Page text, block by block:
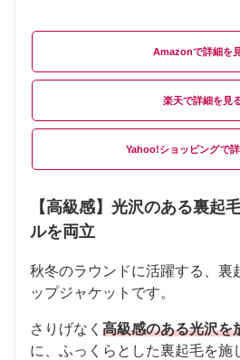
Amazon
楽天
Yahoo!ショッピング
【高級感】光沢のある裏起
ルを両立
秋冬のラウンドに活躍する、裏
ップジャケットです。
さりげなく 高級感のある光沢を
に、ふっくらとした裏起毛を施